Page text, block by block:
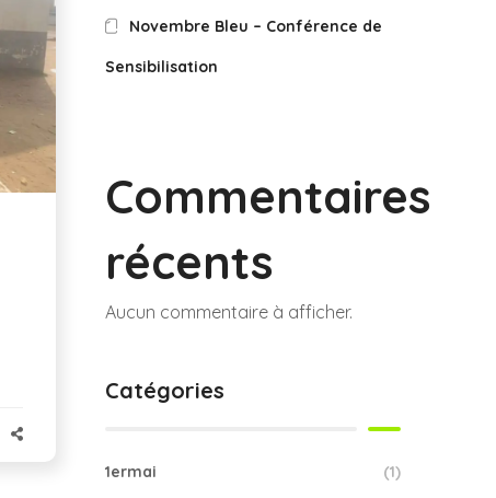
Novembre Bleu – Conférence de
Sensibilisation
Commentaires
récents
Aucun commentaire à afficher.
Catégories
1ermai (1)